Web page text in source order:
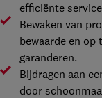
efficiënte
Bewaken van
bewaarde en
garanderen.
Bijdragen aan
door